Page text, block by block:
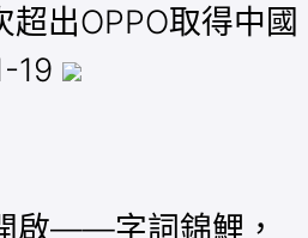
出OPPO取得中國
19
啟——字詞錦鯉，